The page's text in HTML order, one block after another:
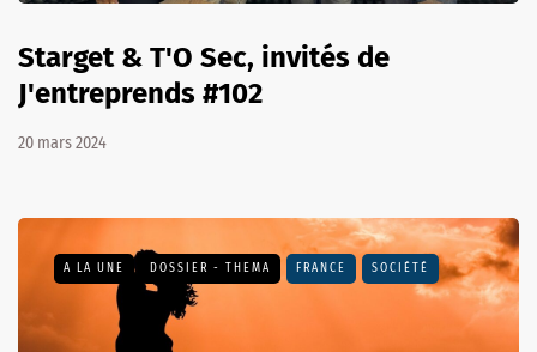
Starget & T'O Sec, invités de
J'entreprends #102
20 mars 2024
A LA UNE DOSSIER - THEMA FRANCE SOCIÉTÉ